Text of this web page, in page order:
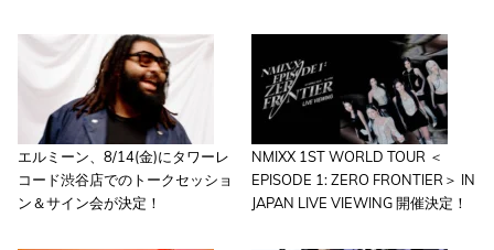
エルミーン、8/14(金)にタワーレ
コード渋谷店でのトークセッショ
ン＆サイン会が決定！
NMIXX 1ST WORLD TOUR ＜
EPISODE 1: ZERO FRONTIER＞ IN
JAPAN LIVE VIEWING 開催決定！